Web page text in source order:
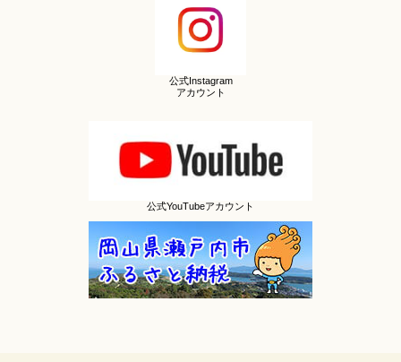
公式Instagram
アカウント
公式YouTubeアカウント